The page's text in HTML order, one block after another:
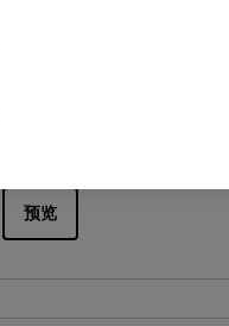
预览